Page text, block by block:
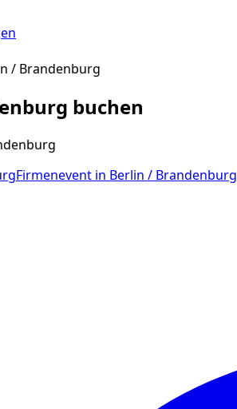
/ Brandenburg
buchen
Firmenevent in Berlin / Brandenburg